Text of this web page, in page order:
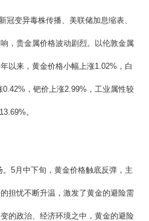
冠变异毒株传播、美联储加息缩表、
，贵金属价格波动剧烈。以伦敦金属
以来，黄金价格小幅上涨1.02%，白
，钯价上涨2.99%，工业属性较
。
5月中下旬，黄金价格触底反弹，主
担忧不断升温，激发了黄金的避险需
的政治、经济环境之中，黄金的避险